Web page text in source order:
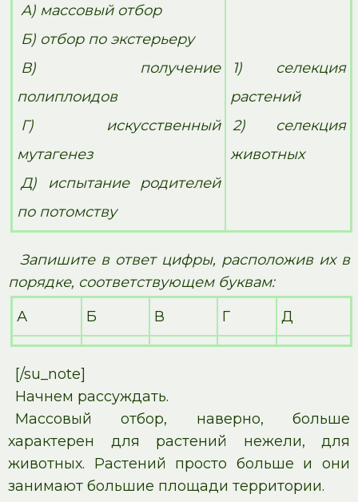
А) массовый отбор
Б) отбор по экстерьеру
В) получение
полиплоидов
Г) искусственный
мутагенез
Д) испытание родителей
по потомству
1) селекция
растений
2) селекция
животных
Запишите в ответ цифры, расположив их в
порядке, соответствующем буквам:
А
Б В Г Д
[/su_note]
Начнем рассуждать.
Массовый отбор, наверно, больше
характерен для растений нежели, для
животных. Растений просто больше и они
занимают большие площади территории.